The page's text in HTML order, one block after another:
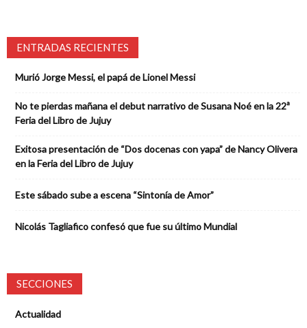
ENTRADAS RECIENTES
Murió Jorge Messi, el papá de Lionel Messi
No te pierdas mañana el debut narrativo de Susana Noé en la 22ª
Feria del Libro de Jujuy
Exitosa presentación de “Dos docenas con yapa” de Nancy Olivera
en la Feria del Libro de Jujuy
Este sábado sube a escena “Sintonía de Amor”
Nicolás Tagliafico confesó que fue su último Mundial
SECCIONES
Actualidad